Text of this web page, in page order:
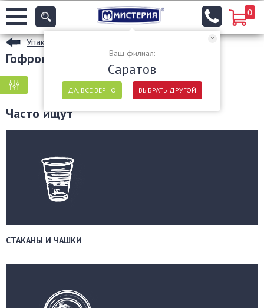
Ваш филиал:
Саратов
ДА, ВСЕ ВЕРНО ВЫБРАТЬ ДРУГОЙ
0
Упаковочные материалы
Гофрокороба в Саратове
Часто ищут
СТАКАНЫ И ЧАШКИ